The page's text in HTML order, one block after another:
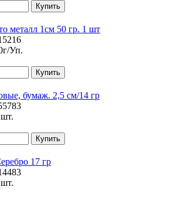
Купить
металл 1см 50 гр. 1 шт
Уп.
Купить
бумаж. 2,5 см/14 гр
Купить
17 гр